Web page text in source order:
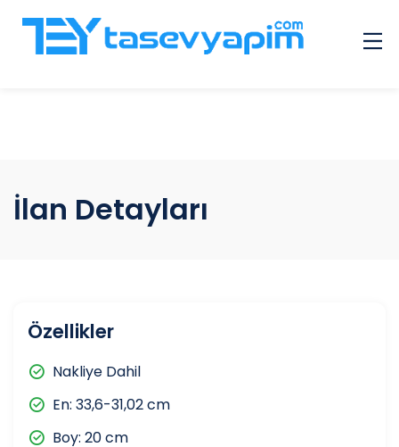
Diğer
İlan Detayları
Özellikler
Nakliye Dahil
En: 33,6-31,02 cm
Boy: 20 cm